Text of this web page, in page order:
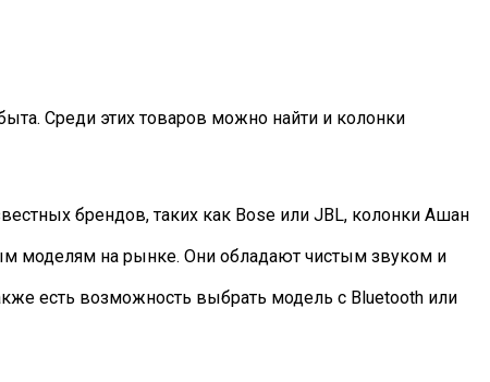
Среди этих товаров можно найти и колонки
брендов, таких как Bose или JBL, колонки Ашан
моделям на рынке. Они обладают чистым звуком и
есть возможность выбрать модель с Bluetooth или